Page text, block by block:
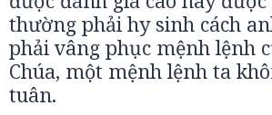
thường phải hy sinh cách
phải vâng phục mệnh lệnh
Chúa, một mệnh lệnh ta
tuân.